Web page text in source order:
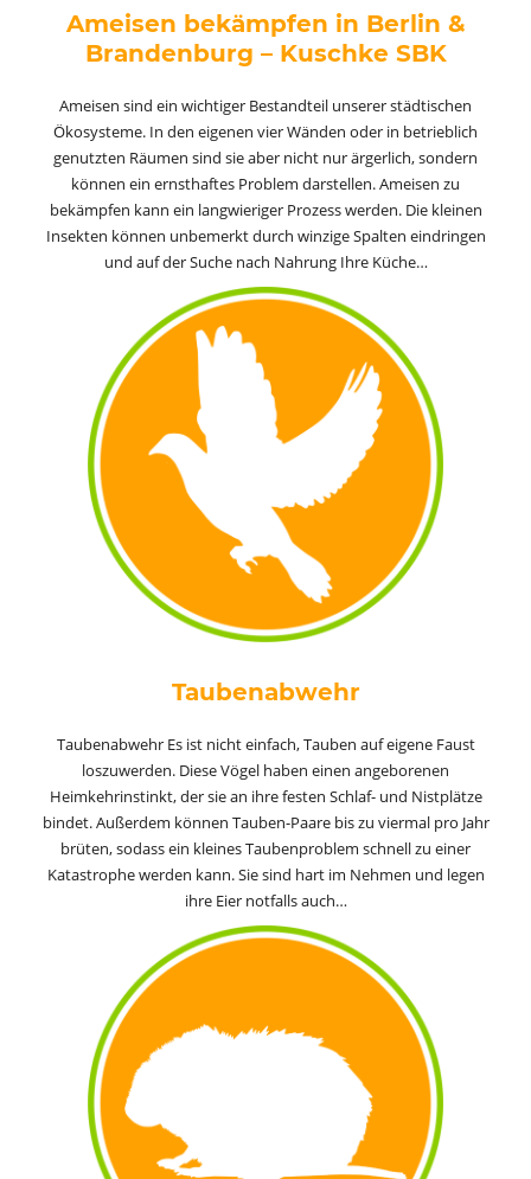
Ameisen bekämpfen in Berlin &
Brandenburg – Kuschke SBK
Ameisen sind ein wichtiger Bestandteil unserer städtischen
Ökosysteme. In den eigenen vier Wänden oder in betrieblich
genutzten Räumen sind sie aber nicht nur ärgerlich, sondern
können ein ernsthaftes Problem darstellen. Ameisen zu
bekämpfen kann ein langwieriger Prozess werden. Die kleinen
Insekten können unbemerkt durch winzige Spalten eindringen
und auf der Suche nach Nahrung Ihre Küche…
Taubenabwehr
TaubenabwehrEs ist nicht einfach, Tauben auf eigene Faust
loszuwerden. Diese Vögel haben einen angeborenen
Heimkehrinstinkt, der sie an ihre festen Schlaf- und Nistplätze
bindet. Außerdem können Tauben-Paare bis zu viermal pro Jahr
brüten, sodass ein kleines Taubenproblem schnell zu einer
Katastrophe werden kann. Sie sind hart im Nehmen und legen
ihre Eier notfalls auch…